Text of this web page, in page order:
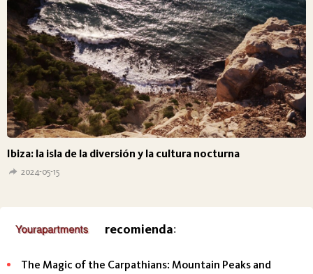
Ibiza: la isla de la diversión y la cultura nocturna
2024-05-15
recomienda:
The Magic of the Carpathians: Mountain Peaks and